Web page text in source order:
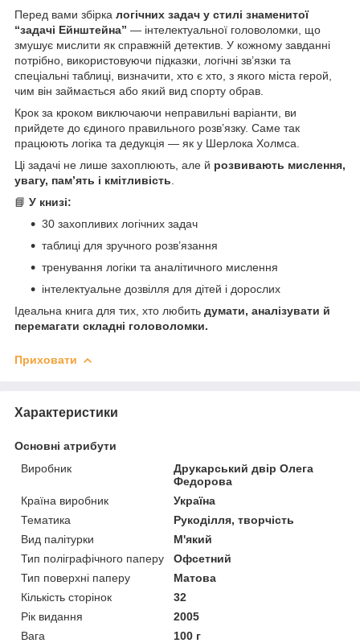
Перед вами збірка логічних задач у стилі знаменитої
“задачі Ейнштейна” — інтелектуальної головоломки, що
змушує мислити як справжній детектив. У кожному завданні
потрібно, використовуючи підказки, логічні зв’язки та
спеціальні таблиці, визначити, хто є хто, з якого міста герой,
чим він займається або який вид спорту обрав.
Крок за кроком виключаючи неправильні варіанти, ви
прийдете до єдиного правильного розв’язку. Саме так
працюють логіка та дедукція — як у Шерлока Холмса.
Ці задачі не лише захоплюють, але й розвивають мислення,
увагу, пам’ять і кмітливість
📘 У книзі:
30 захопливих логічних задач
таблиці для зручного розв’язання
тренування логіки та аналітичного мислення
інтелектуальне дозвілля для дітей і дорослих
Ідеальна книга для тих, хто любить думати, аналізувати й
перемагати складні головоломки.
Приховати
Характеристики
Основні атрибути
Виробник
Друкарський двір Олега
Федорова
Країна виробник
Україна
Тематика
Рукоділля, творчість
Вид палітурки
М'який
Тип поліграфічного паперу
Офсетний
Тип поверхні паперу
Матова
Кількість сторінок
32
Рік видання
2005
Вага
100 г